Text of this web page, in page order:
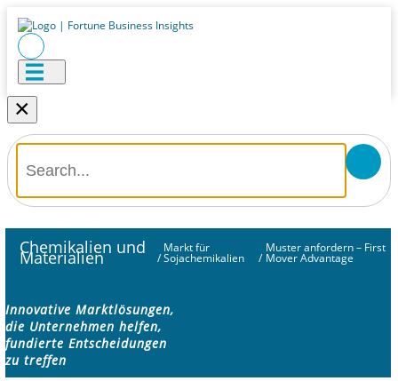
×
Chemikalien und
Materialien /
Markt für
Sojachemikalien /
Muster anfordern – First
Mover Advantage
Innovative Marktlösungen,
die Unternehmen helfen,
fundierte Entscheidungen
zu treffen